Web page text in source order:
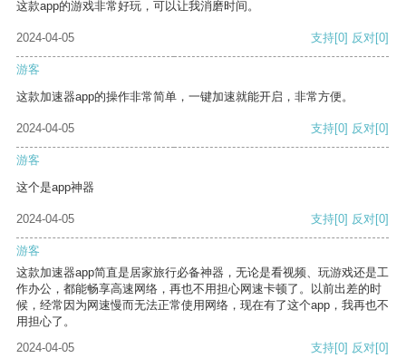
这款app的游戏非常好玩，可以让我消磨时间。
2024-04-05 支持[0] 反对[0]
游客
这款加速器app的操作非常简单，一键加速就能开启，非常方便。
2024-04-05 支持[0] 反对[0]
游客
这个是app神器
2024-04-05 支持[0] 反对[0]
游客
这款加速器app简直是居家旅行必备神器，无论是看视频、玩游戏还是工
作办公，都能畅享高速网络，再也不用担心网速卡顿了。以前出差的时
候，经常因为网速慢而无法正常使用网络，现在有了这个app，我再也不
用担心了。
2024-04-05
支持[0] 反对[0]